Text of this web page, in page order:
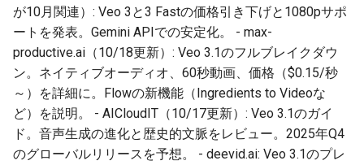
2026-03-29
2026-03-28
2026-03-27
2026-03-26
2025-09-09
2025-09-08
2025-09-07
2025-09-06
2026-03-29
2026-03-28
2026-03-27
2026-03-26
2025-09-13
2025-09-12
2025-09-11
2025-09-10
2026-03-26
2026-03-25
2026-03-24
2026-03-23
2026-03-25
2026-03-24
2026-03-23
2026-03-22
が10月関連）: Veo 3と3 Fastの価格引き下げと1080pサポ
ートを発表。Gemini APIでの安定化。 - max-
productive.ai（10/18更新）: Veo 3.1のフルブレイクダウ
ン。ネイティブオーディオ、60秒動画、価格（$0.15/秒
～）を詳細に。Flowの新機能（Ingredients to Videoな
ど）を説明。 - AICloudIT（10/17更新）: Veo 3.1のガイ
ド。音声生成の進化と歴史的文脈をレビュー。2025年Q4
のグローバルリリースを予想。 - deevid.ai: Veo 3.1のプレ